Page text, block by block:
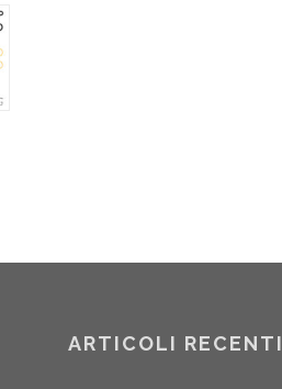
ARTICOLI RECENTI